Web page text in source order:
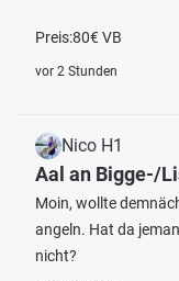
Preis:80€ VB
vor 2 Stunden
Nico H1
Aal an Bigge-/
Moin, wollte
angeln. Hat da
nicht?